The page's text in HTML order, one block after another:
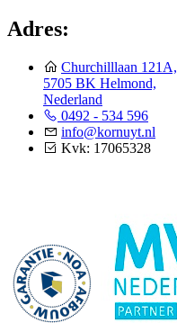
Adres:
Churchilllaan 121A,
5705 BK Helmond,
Nederland
0492 - 534 596
info@kornuyt.nl
Kvk: 17065328